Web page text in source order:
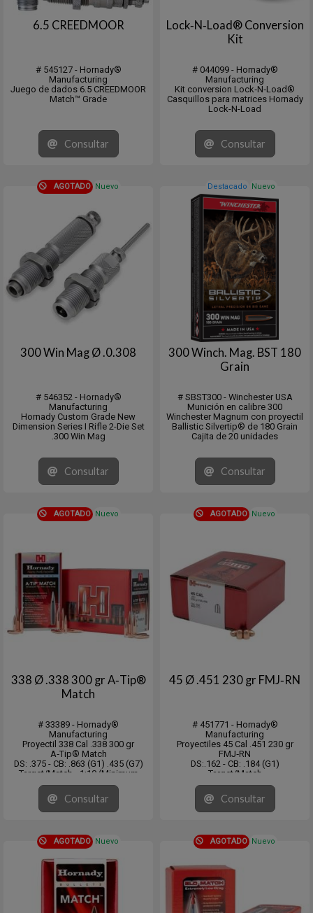
6.5 CREEDMOOR
# 545127 - Hornady®
Manufacturing
Juego de dados 6.5 CREEDMOOR
Match™ Grade
Consultar
Lock‑N‑Load® Conversion
Kit
# 044099 - Hornady®
Manufacturing
Kit conversion Lock‑N‑Load®
Casquillos para matrices Hornady
Lock-N-Load
Consultar
AGOTADO Nuevo
300 Win Mag Ø .0.308
# 546352 - Hornady®
Manufacturing
Hornady Custom Grade New
Dimension Series I Rifle 2-Die Set
.300 Win Mag
Consultar
Destacado Nuevo
300 Winch. Mag. BST 180
Grain
# SBST300 - Winchester USA
Munición en calibre 300
Winchester Magnum con proyectil
Ballistic Silvertip® de 180 Grain
Cajita de 20 unidades
Consultar
AGOTADO Nuevo
338 Ø .338 300 gr A‑Tip®
Match
# 33389 - Hornady®
Manufacturing
Proyectil 338 Cal .338 300 gr
A‑Tip® Match
DS: .375 - CB: .863 (G1) .435 (G7)
Target/Match - 1:10 (Minimum
Recommended)
Caja con 100 unidades
Consultar
AGOTADO Nuevo
45 Ø .451 230 gr FMJ‑RN
# 451771 - Hornady®
Manufacturing
Proyectiles 45 Cal .451 230 gr
FMJ‑RN
DS:.162 - CB: .184 (G1)
Target/Match
Caja con 500 unidades.
Consultar
AGOTADO Nuevo AGOTADO Nuevo